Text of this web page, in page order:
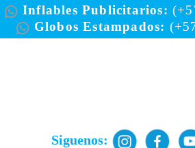
Inflables Publicitarios:
Globos Estampados:
Siguenos: